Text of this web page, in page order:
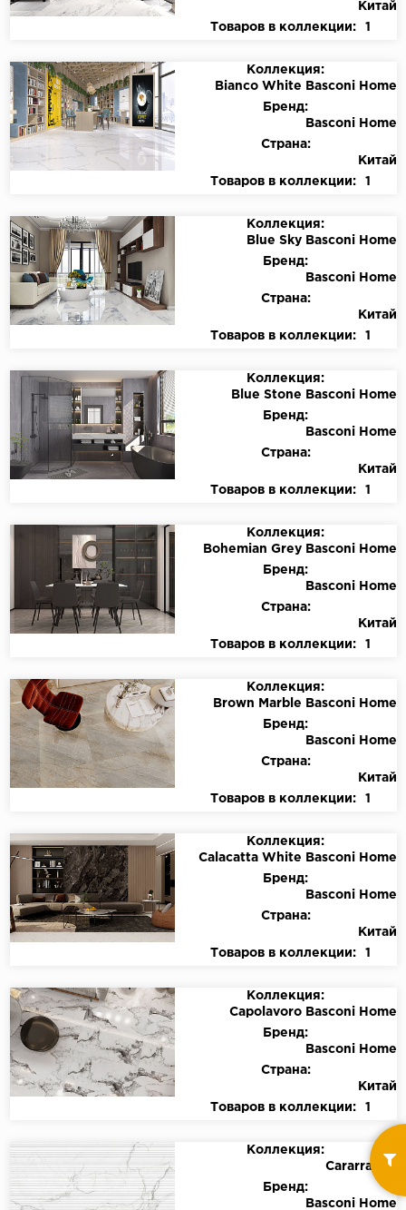
Китай
Товаров в коллекции:
1
Коллекция:
Bianco White Basconi Home
Бренд:
Basconi Home
Страна:
Китай
Товаров в коллекции:
1
Коллекция:
Blue Sky Basconi Home
Бренд:
Basconi Home
Страна:
Китай
Товаров в коллекции:
1
Коллекция:
Blue Stone Basconi Home
Бренд:
Basconi Home
Страна:
Китай
Товаров в коллекции:
1
Коллекция:
Bohemian Grey Basconi Home
Бренд:
Basconi Home
Страна:
Китай
Товаров в коллекции:
1
Коллекция:
Brown Marble Basconi Home
Бренд:
Basconi Home
Страна:
Китай
Товаров в коллекции:
1
Коллекция:
Calacatta White Basconi Home
Бренд:
Basconi Home
Страна:
Китай
Товаров в коллекции:
1
Коллекция:
Capolavoro Basconi Home
Бренд:
Basconi Home
Страна:
Китай
Товаров в коллекции:
1
Коллекция:
Cararra Art
Бренд:
Basconi Home